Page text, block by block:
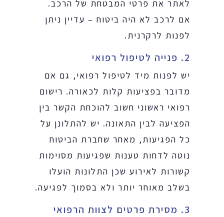
לאתר את פרטי המבטחת של הרכב.
אם לרכב לא היה ביטוח – עדיין ניתן
לפנות לרקרנית.
2. פנייה לטיפול רפואי
יש לפנות מיד לטיפול רפואי, גם אם
מדובר בפציעות קלות לכאורה. רישום
רפואי ראשוני חשוב להוכחת הקשר בין
הפציעה לבין התאונה. יש להתלונן על
כל הפגיעות, מאחר שחברת הביטוח
נוטה לדחות טענות שפגיעות מסוימות
קשורות לאירוע שכן התלונות הועלו
בשלב מאוחר יותר ולא בסמוך לפגיעה.
3. מסירת פרטים לצוות הרפואי